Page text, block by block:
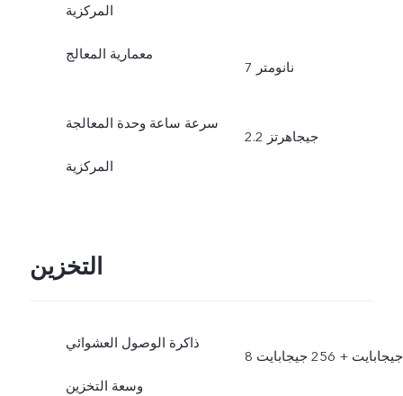
المركزية
معمارية المعالج
7 نانومتر
سرعة ساعة وحدة المعالجة
المركزية
2.2 جيجاهرتز
التخزين
ذاكرة الوصول العشوائي
وسعة التخزين
8 جيجابايت + 256 جيجابايت